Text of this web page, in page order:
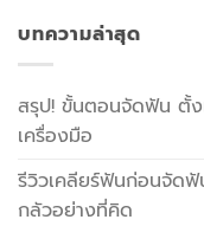
บทความล่าสุด
สรุป! ขั้นตอนจัดฟัน ตั้
เครื่องมือ
รีวิวเคลียร์ฟันก่อนจัด
กลัวอย่างที่คิด